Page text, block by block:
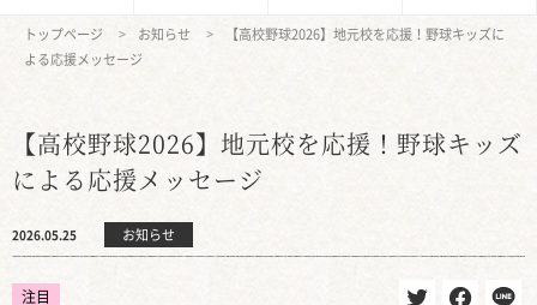
トップページ お知らせ
【高校野球2026】地元校を応援！野球キッズに
よる応援メッセージ
【高校野球2026】地元校を応援！野球キッズ
による応援メッセージ
2026.05.25 お知らせ
注目